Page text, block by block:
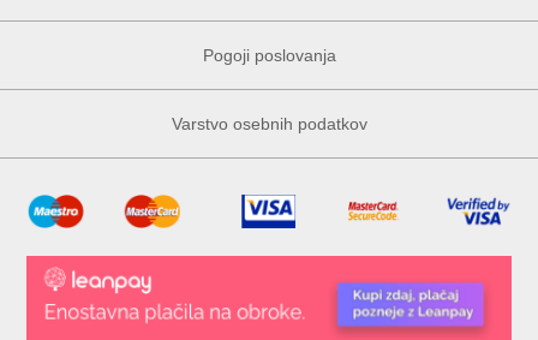
Pogoji poslovanja
Varstvo osebnih podatkov